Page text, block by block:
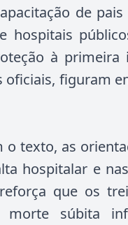
de
hospitais
à primeira
oficiais, figuram
o texto, as
hospitalar e
que os
morte súbita